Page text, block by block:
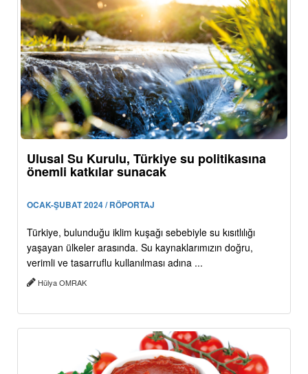
Ulusal Su Kurulu, Türkiye su politikasına
önemli katkılar sunacak
OCAK-ŞUBAT 2024 / RÖPORTAJ
Türkiye, bulunduğu iklim kuşağı sebebiyle su kısıtlılığı
yaşayan ülkeler arasında. Su kaynaklarımızın doğru,
verimli ve tasarruflu kullanılması adına ...
Hülya OMRAK